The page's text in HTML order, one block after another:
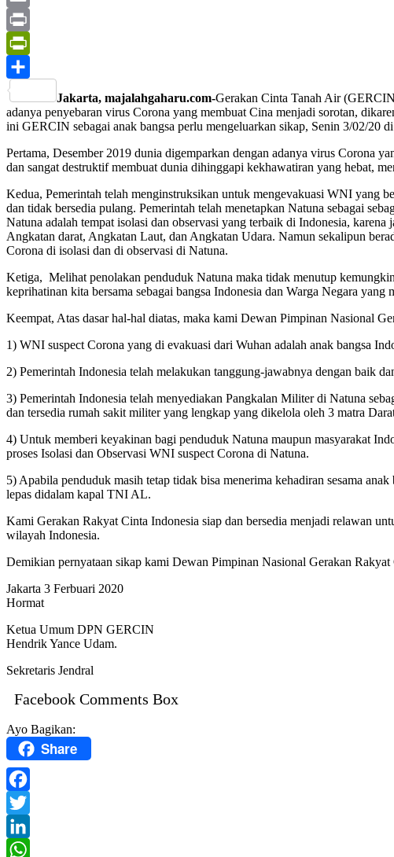
Mail
Email
Print
PrintFriendly
Jakarta, majalahgaharu.com-Gerakan Cinta Tanah Air
adanya penyebaran virus Corona yang membuat Cina menjadi sorotan,
ini GERCIN sebagai anak bangsa perlu mengeluarkan sikap, Senin 3/02/20 di
Pertama, Desember 2019 dunia digemparkan dengan adanya virus Corona
dan sangat destruktif membuat dunia dihinggapi kekhawatiran yang hebat,
Kedua, Pemerintah telah menginstruksikan untuk mengevakuasi WNI yang
dan tidak bersedia pulang. Pemerintah telah menetapkan Natuna sebagai
Natuna adalah tempat isolasi dan observasi yang terbaik di Indonesia,
Angkatan darat, Angkatan Laut, dan Angkatan Udara. Namun sekalipun
Corona di isolasi dan di observasi di Natuna.
Ketiga, Melihat penolakan penduduk Natuna maka tidak menutup
keprihatinan kita bersama sebagai bangsa Indonesia dan Warga Negara
Keempat, Atas dasar hal-hal diatas, maka kami Dewan Pimpinan Nasional
1) WNI suspect Corona yang di evakuasi dari Wuhan adalah anak bangsa
2) Pemerintah Indonesia telah melakukan tanggung-jawabnya dengan baik
3) Pemerintah Indonesia telah menyediakan Pangkalan Militer di Natuna
dan tersedia rumah sakit militer yang lengkap yang dikelola oleh 3 matra
4) Untuk memberi keyakinan bagi penduduk Natuna maupun masyarakat
proses Isolasi dan Observasi WNI suspect Corona di Natuna.
5) Apabila penduduk masih tetap tidak bisa menerima kehadiran sesama
lepas didalam kapal TNI AL.
Kami Gerakan Rakyat Cinta Indonesia siap dan bersedia menjadi relawan
wilayah Indonesia.
Demikian pernyataan sikap kami Dewan Pimpinan Nasional Gerakan
Jakarta 3 Ferbuari 2020
Hormat
Ketua Umum DPN GERCIN
Hendrik Yance Udam.
Sekretaris Jendral
Facebook Comments Box
Ayo Bagikan:
Share
Facebook
Twitter
LinkedIn